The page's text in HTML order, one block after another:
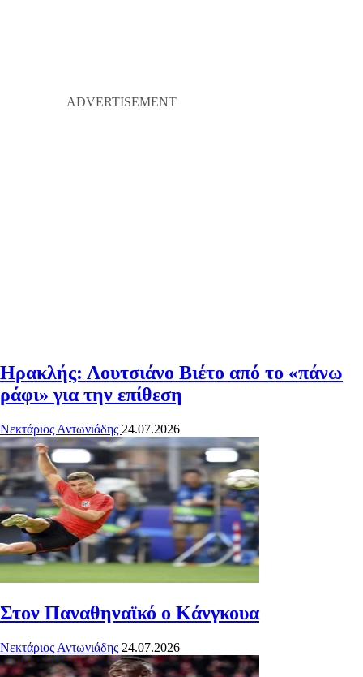
Ηρακλής: Λουτσιάνο Βιέτο από το «πάνω
ράφι» για την επίθεση
Νεκτάριος Αντωνιάδης 24.07.2026
Στον Παναθηναϊκό ο Κάνγκουα
Νεκτάριος Αντωνιάδης 24.07.2026